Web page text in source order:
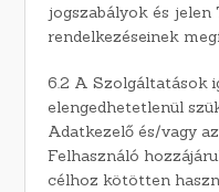
jogszabályok és
rendelkezéseinek
6.2 A Szolgáltatások
elengedhetetlenül
Adatkezelő és/vagy
Felhasználó
célhoz kötötten